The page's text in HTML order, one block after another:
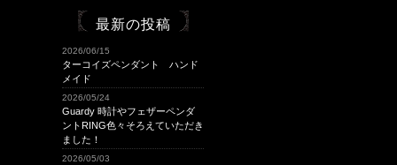
2024年9月
2024年8月
2024年7月
2024年5月
2024年4月
2024年2月
2024年1月
最新の投稿
2026/06/15
ターコイズペンダント ハンド
メイド
2026/05/24
Guardy 時計やフェザーペンダ
ントRING色々そろえていただき
ました！
2026/05/03